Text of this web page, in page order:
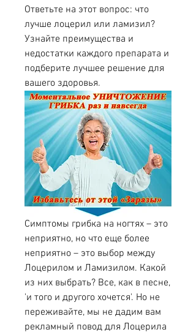
Ответьте на этот вопрос: что
лучше лоцерил или ламизил?
Узнайте преимущества и
недостатки каждого препарата и
подберите лучшее решение для
вашего здоровья.
Симптомы грибка на ногтях – это
неприятно, но что еще более
неприятно – это выбор между
Лоцерилом и Ламизилом. Какой
из них выбрать? Все, как в песне,
'и того и другого хочется'. Но не
переживайте, мы не дадим вам
рекламный повод для Лоцерила